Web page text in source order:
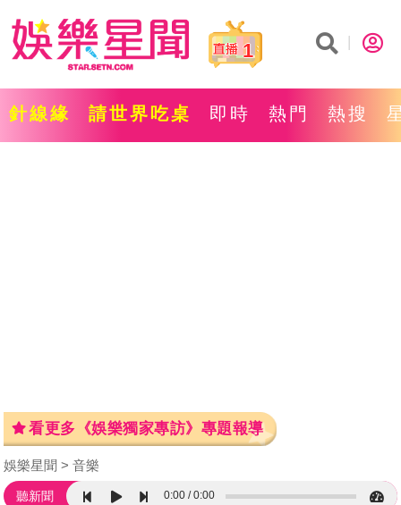
1
針線緣 請世界吃桌 即時 熱門 熱搜
看更多《娛樂獨家專訪》專題報導
娛樂星聞 音樂
聽新聞 0:00 0:00